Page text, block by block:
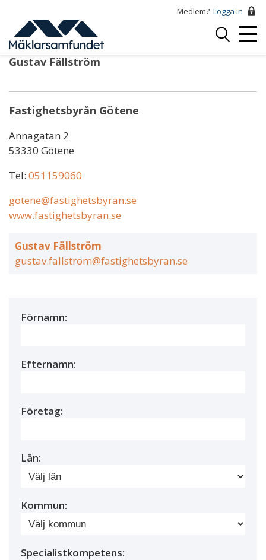
huvudinnehåll
Medlem? Logga in
Logga
Gustav Fällström
Fastighetsbyrån Götene
Annagatan 2
53330 Götene
Tel: 051159060
gotene@fastighetsbyran.se
www.fastighetsbyran.se
Gustav Fällström
gustav.fallstrom@fastighetsbyran.se
Förnamn:
Efternamn:
Företag:
Län:
Kommun:
Specialistkompetens: